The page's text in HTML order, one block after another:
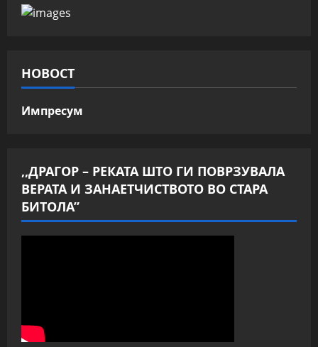
НОВОСТ
Импресум
,,ДРАГОР – РЕКАТА ШТО ГИ ПОВРЗУВАЛА
ВЕРАТА И ЗАНАЕТЧИСТВОТО ВО СТАРА
БИТОЛА”